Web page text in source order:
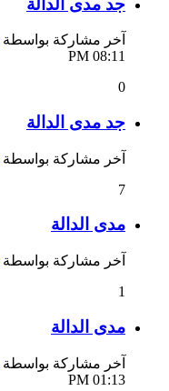
آخر مشاركة بواسطة
08:11 PM
0
جد مدى الدالة
آخر مشاركة بواسطة
7
مدى الدالة
آخر مشاركة بواسطة
1
مدى الدالة
آخر مشاركة بواسطة
01:13 PM